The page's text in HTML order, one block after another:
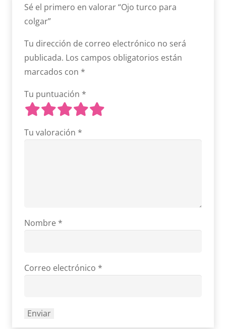
Sé el primero en valorar “Ojo turco para
colgar”
Tu dirección de correo electrónico no será
publicada. Los campos obligatorios están
marcados con *
Tu puntuación *
Tu valoración *
Nombre *
Correo electrónico *